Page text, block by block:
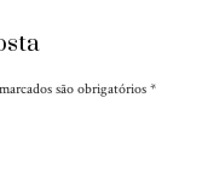
são obrigatórios *